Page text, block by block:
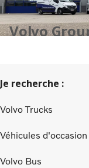
Volvo
Je recherche :
Volvo Trucks
Véhicules d'occasion
Volvo Bus